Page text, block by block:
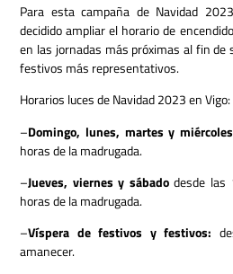
Para esta campaña de Navidad
decidido ampliar el horario de
en las jornadas más próximas al fin de
festivos más representativos.
Horarios luces de Navidad 2023 en Vigo:
–Domingo, lunes, martes y miércoles
horas de la madrugada.
–Jueves, viernes y sábadodesde las
horas de la madrugada.
–Víspera de festivos y festivos:
amanecer.